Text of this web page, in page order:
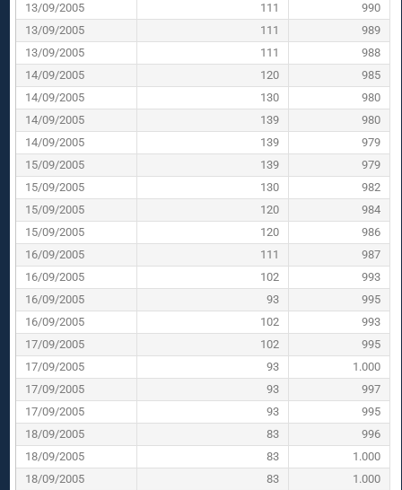
13/09/2005
111
990
13/09/2005
111
989
13/09/2005
111
988
14/09/2005
120
985
14/09/2005
130
980
14/09/2005
139
980
14/09/2005
139
979
15/09/2005
139
979
15/09/2005
130
982
15/09/2005
120
984
15/09/2005
120
986
16/09/2005
111
987
16/09/2005
102
993
16/09/2005
93
995
16/09/2005
102
993
17/09/2005
102
995
17/09/2005
93
1.000
17/09/2005
93
997
17/09/2005
93
995
18/09/2005
83
996
18/09/2005
83
1.000
18/09/2005
83
1.000